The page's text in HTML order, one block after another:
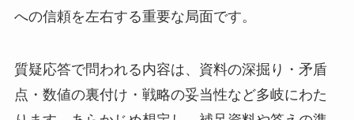
への信頼を左右する重要な局面です。
質疑応答で問われる内容は、資料の深掘り・矛盾
点・数値の裏付け・戦略の妥当性など多岐にわた